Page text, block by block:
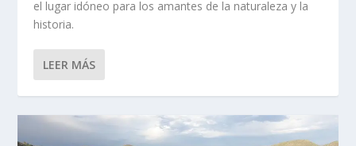
el lugar idóneo para los amantes de la naturaleza y la
historia.
LEER MÁS